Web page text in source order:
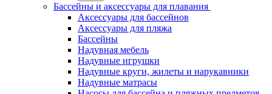
Бассейны и аксессуары для плавания
Аксессуары для бассейнов
Аксессуары для пляжа
Бассейны
Надувная мебель
Надувные игрушки
Надувные круги, жилеты и нарукавники
Надувные матрасы